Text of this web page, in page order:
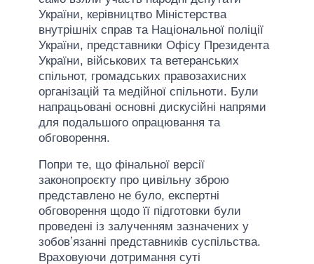
України, керівництво Міністерства
внутрішніх справ та Національної поліції
України, представники Офісу Президента
України, військових та ветеранських
спільнот, громадських правозахисних
організацій та медійної спільноти. Були
напрацьовані основні дискусійні напрями
для подальшого опрацювання та
обговорення.
Попри те, що фінальної версії
законопроєкту про цивільну зброю
представлено не було, експертні
обговорення щодо її підготовки були
проведені із залученням зазначених у
зобовʼязанні представників суспільства.
Враховуючи дотримання суті